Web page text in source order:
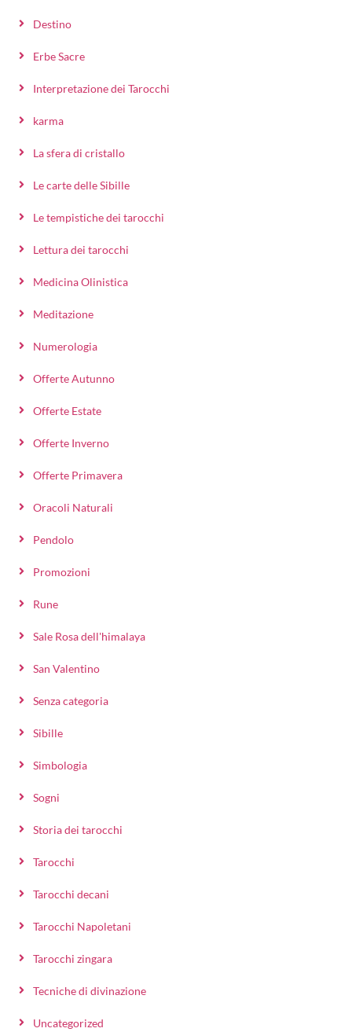
Destino
Erbe Sacre
Interpretazione dei Tarocchi
karma
La sfera di cristallo
Le carte delle Sibille
Le tempistiche dei tarocchi
Lettura dei tarocchi
Medicina Olinistica
Meditazione
Numerologia
Offerte Autunno
Offerte Estate
Offerte Inverno
Offerte Primavera
Oracoli Naturali
Pendolo
Promozioni
Rune
Sale Rosa dell'himalaya
San Valentino
Senza categoria
Sibille
Simbologia
Sogni
Storia dei tarocchi
Tarocchi
Tarocchi decani
Tarocchi Napoletani
Tarocchi zingara
Tecniche di divinazione
Uncategorized